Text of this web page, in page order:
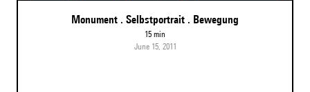
Monument . Selbstportrait . Bewegung
15 min
June 15, 2011